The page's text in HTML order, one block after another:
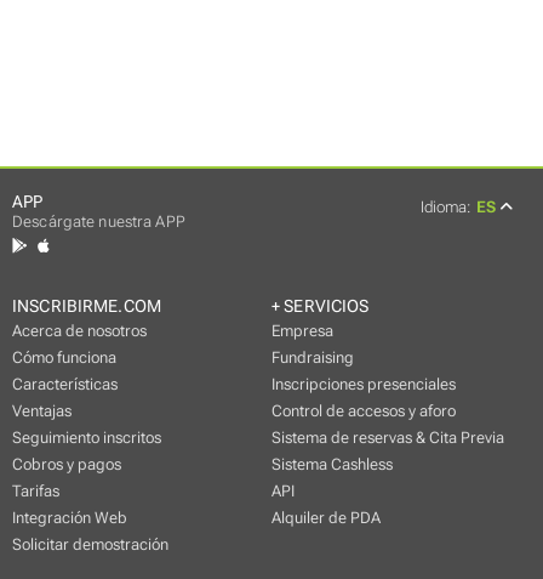
INSCRIBIRME.COM
Acerca de nosotros
Cómo funciona
Características
Ventajas
Seguimiento inscritos
Cobros y pagos
Tarifas
Integración Web
Solicitar demostración
+ SERVICIOS
Empresa
Fundraising
Inscripciones presenciales
Control de accesos y aforo
Sistema de reservas & Cita Previa
Sistema Cashless
API
Alquiler de PDA
APP
Descárgate nuestra APP
Idioma: ES